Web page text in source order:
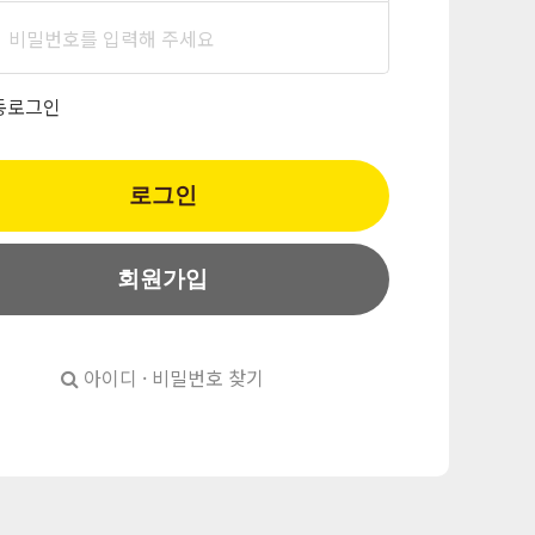
로그인
로그인
회원가입
아이디 · 비밀번호 찾기